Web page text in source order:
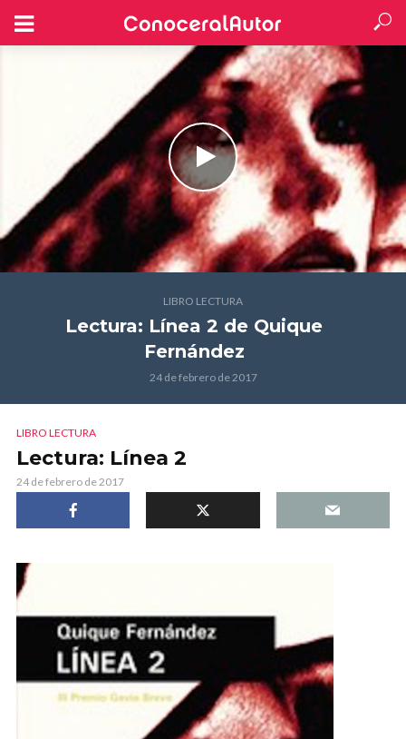
LIBRO LECTURA
Lectura: Línea 2 de Quique
Fernández
24 de febrero de 2017
LIBRO LECTURA
Lectura: Línea 2
24 de febrero de 2017